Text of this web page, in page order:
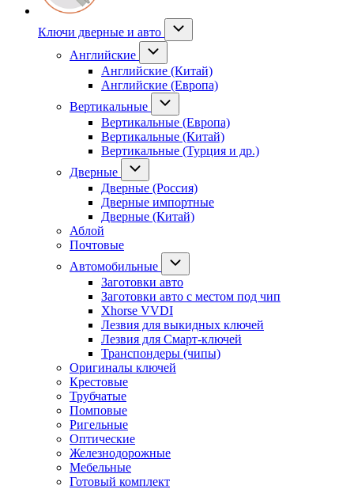
Ключи дверные и авто
Английские
Английские (Китай)
Английские (Европа)
Вертикальные
Вертикальные (Европа)
Вертикальные (Китай)
Вертикальные (Турция и др.)
Дверные
Дверные (Россия)
Дверные импортные
Дверные (Китай)
Аблой
Почтовые
Автомобильные
Заготовки авто
Заготовки авто с местом под чип
Xhorse VVDI
Лезвия для выкидных ключей
Лезвия для Смарт-ключей
Транспондеры (чипы)
Оригиналы ключей
Крестовые
Трубчатые
Помповые
Ригельные
Оптические
Железнодорожные
Мебельные
Готовый комплект